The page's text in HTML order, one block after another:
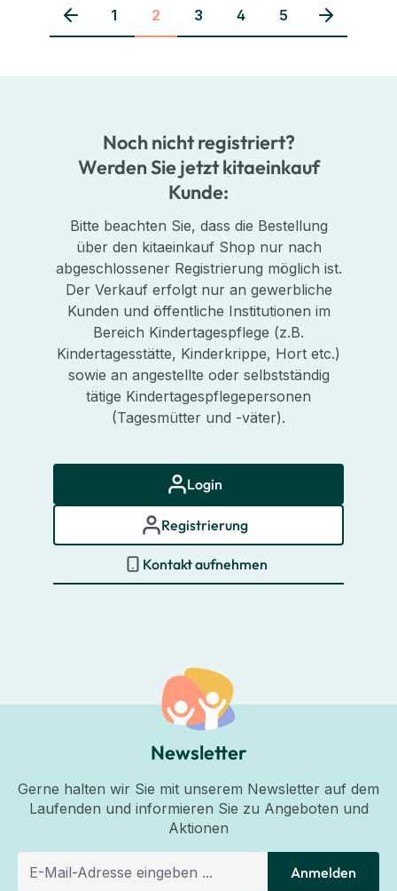
Seite
1 Seite
2 Seite
3 Seite
4 Seite
5
Noch nicht registriert?
Werden Sie jetzt kitaeinkauf
Kunde:
Bitte beachten Sie, dass die Bestellung
über den kitaeinkauf Shop nur nach
abgeschlossener Registrierung möglich ist.
Der Verkauf erfolgt nur an gewerbliche
Kunden und öffentliche Institutionen im
Bereich Kindertagespflege (z.B.
Kindertagesstätte, Kinderkrippe, Hort etc.)
sowie an angestellte oder selbstständig
tätige Kindertagespflegepersonen
(Tagesmütter und -väter).
Login
Registrierung
Kontakt aufnehmen
Newsletter
Gerne halten wir Sie mit unserem Newsletter auf dem
Laufenden und informieren Sie zu Angeboten und
Aktionen
Anmelden